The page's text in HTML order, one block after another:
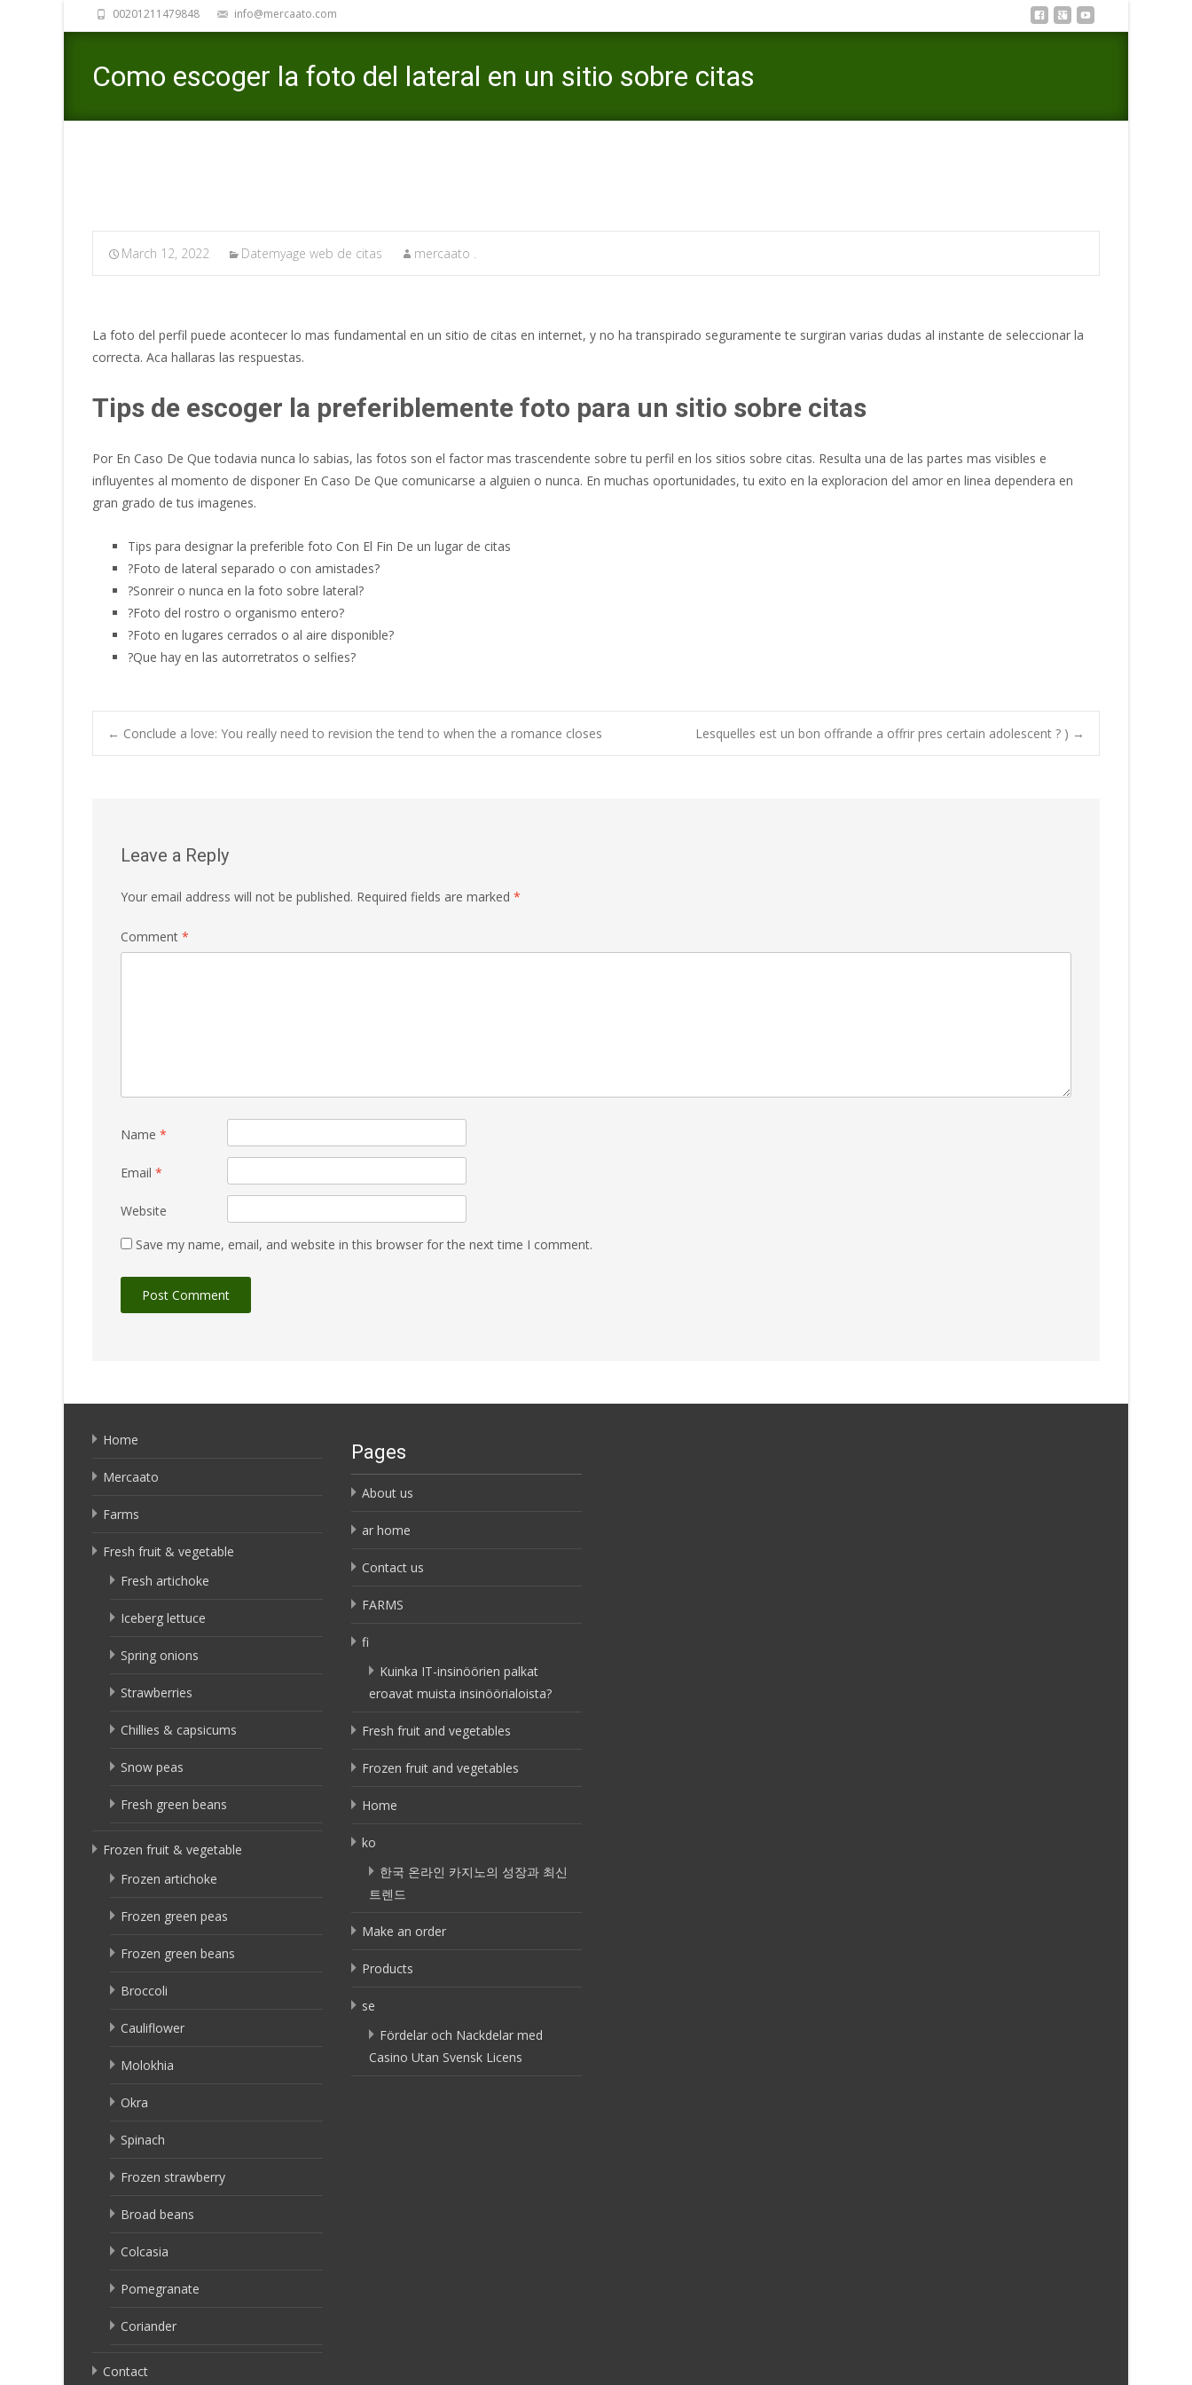
00201211479848 info@mercaato.com
Como escoger la foto del lateral en un sitio sobre citas
March 12, 2022 Datemyage web de citas mercaato .
La foto del perfil puede acontecer lo mas fundamental en un sitio de citas en internet, y no ha transpirado seguramente te surgiran varias dudas al instante de seleccionar la
correcta. Aca hallaras las respuestas.
Tips de escoger la preferiblemente foto para un sitio sobre citas
Por En Caso De Que todavia nunca lo sabias, las fotos son el factor mas trascendente sobre tu perfil en los sitios sobre citas. Resulta una de las partes mas visibles e
influyentes al momento de disponer En Caso De Que comunicarse a alguien o nunca. En muchas oportunidades, tu exito en la exploracion del amor en linea dependera en
gran grado de tus imagenes.
Tips para designar la preferible foto Con El Fin De un lugar de citas
?Foto de lateral separado o con amistades?
?Sonreir o nunca en la foto sobre lateral?
?Foto del rostro o organismo entero?
?Foto en lugares cerrados o al aire disponible?
?Que hay en las autorretratos o selfies?
Post
← Conclude a love: You really need to revision the tend to when the a romance closes Lesquelles est un bon offrande a offrir pres certain adolescent ? ) →
Leave a Reply
Your email address will not be published. Required fields are marked *
Comment *
Name *
Email *
Website
Save my name, email, and website in this browser for the next time I comment.
Home
Mercaato
Farms
Fresh fruit & vegetable
Fresh artichoke
Iceberg lettuce
Spring onions
Strawberries
Chillies & capsicums
Snow peas
Fresh green beans
Frozen fruit & vegetable
Frozen artichoke
Frozen green peas
Frozen green beans
Broccoli
Cauliflower
Molokhia
Okra
Spinach
Frozen strawberry
Broad beans
Colcasia
Pomegranate
Coriander
Contact
Pages
About us
ar home
Contact us
FARMS
fi
Kuinka IT-insinöörien palkat
eroavat muista insinöörialoista?
Fresh fruit and vegetables
Frozen fruit and vegetables
Home
ko
한국 온라인 카지노의 성장과 최신
트렌드
Make an order
Products
se
Fördelar och Nackdelar med
Casino Utan Svensk Licens